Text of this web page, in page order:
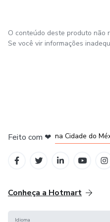
prática — sem decorar a
O conteúdo deste produto não
Se você vir informações
Feito com ❤ na Cidade do
Conheça a Hotmart
Idioma